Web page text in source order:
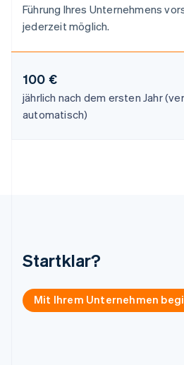
Führung Ihres Unternehmens
jederzeit möglich.
100 €
jährlich nach dem ersten Jahr
automatisch)
Startklar?
Mit Ihrem Unternehmen
English
Niederlande
Norwegen
Österreich
DeutschEnglish
Polen
English 简体中文
Slowenien